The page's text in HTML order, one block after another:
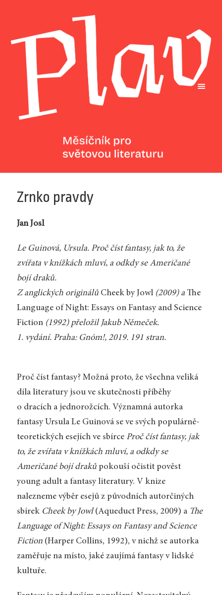
Zrnko pravdy
Jan Josl
Le Guinová, Ursula. Proč číst fantasy, jak to, že
zvířata v knížkách mluví, a odkdy se Američané
bojí draků.
Z anglických originálů Cheek by Jowl(2009) a The
Language of Night: Essays on Fantasy and Science
Fiction(1992) přeložil Jakub Němeček.
1. vydání. Praha: Gnóm!, 2019. 191 stran.
Proč číst fantasy? Možná proto, že všechna veliká
díla literatury jsou ve skutečnosti příběhy
o dracích a jednorožcích. Významná autorka
fantasy Ursula Le Guinová se ve svých populárně-
teoretických esejích ve sbírce Proč číst fantasy, jak
to, že zvířata v knížkách mluví, a odkdy se
Američané bojí drakůpokouší očistit pověst
young adult a fantasy literatury. V knize
nalezneme výběr esejů z původních autorčiných
sbírek Cheek by Jowl(Aqueduct Press, 2009) a The
Language of Night: Essays on Fantasy and Science
Fiction(Harper Collins, 1992), v nichž se autorka
zaměřuje na místo, jaké zaujímá fantasy v lidské
kultuře.